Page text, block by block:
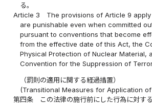
る。
Article 3
The provisions of Article 9
are punishable even when committed
pursuant to conventions that become
from the effective date of this Act, the
Physical Protection of Nuclear Material,
Convention for the Suppression of
（罰則の適用に関する経過措置）
(Transitional Measures for Application
第四条
この法律の施行前にした行為に対す